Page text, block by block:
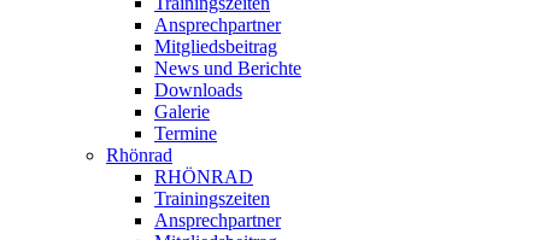
Ansprechpartner
Mitgliedsbeitrag
News und Berichte
Downloads
Galerie
Termine
Rhönrad
RHÖNRAD
Trainingszeiten
Ansprechpartner